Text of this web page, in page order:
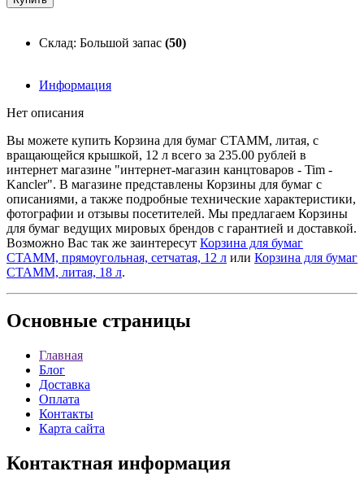
Склад: Большой запас (50)
Информация
Нет описания
Вы можете купить Корзина для бумаг СТАММ, литая, с
вращающейся крышкой, 12 л всего за 235.00 рублей в
интернет магазине "интернет-магазин канцтоваров - Tim -
Kancler". В магазине представлены Корзины для бумаг с
описаниями, а также подробные технические характеристики,
фотографии и отзывы посетителей. Мы предлагаем Корзины
для бумаг ведущих мировых брендов с гарантией и доставкой.
Возможно Вас так же заинтересут Корзина для бумаг
СТАММ, прямоугольная, сетчатая, 12 л или Корзина для бумаг
СТАММ, литая, 18 л.
Основные страницы
Главная
Блог
Доставка
Оплата
Контакты
Карта сайта
Контактная информация